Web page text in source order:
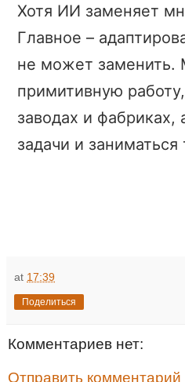
Хотя ИИ заменяет
Главное –
не может заменить.
примитивную
заводах и фабриках,
задачи и
at 17:39
Поделиться
Комментариев нет:
Отправить комментарий